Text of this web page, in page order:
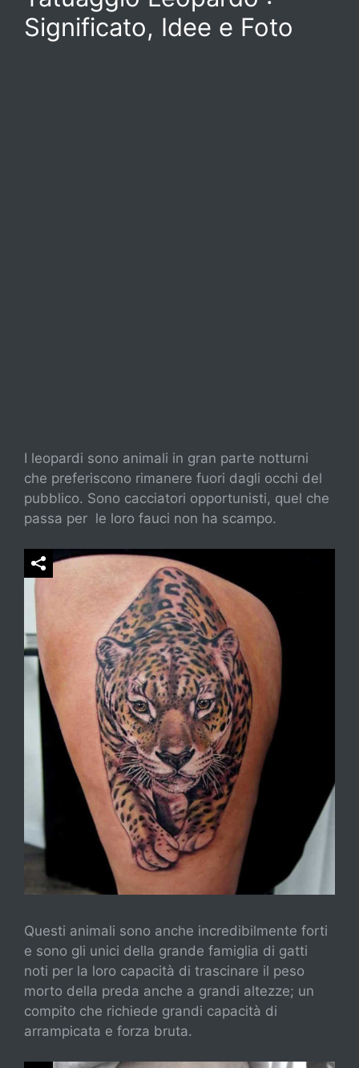
Significato, Idee e Foto
I leopardi sono animali in gran parte notturni
che preferiscono rimanere fuori dagli occhi del
pubblico. Sono cacciatori opportunisti, quel che
passa per le loro fauci non ha scampo.
Questi animali sono anche incredibilmente forti
e sono gli unici della grande famiglia di gatti
noti per la loro capacità di trascinare il peso
morto della preda anche a grandi altezze; un
compito che richiede grandi capacità di
arrampicata e forza bruta.